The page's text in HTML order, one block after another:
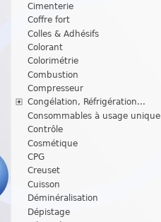
Cimenterie
Coffre fort
Colles & Adhésifs
Colorant
Colorimétrie
Combustion
Compresseur
Congélation, Réfrigération...
Consommables à usage unique
Contrôle
Cosmétique
CPG
Creuset
Cuisson
Déminéralisation
Dépistage